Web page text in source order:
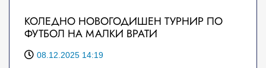
КОЛЕДНО НОВОГОДИШЕН ТУРНИР ПО
ФУТБОЛ НА МАЛКИ ВРАТИ
08.12.2025 14:19